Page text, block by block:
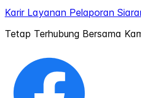
Karir Layanan Pelaporan
Tetap Terhubung Bersama